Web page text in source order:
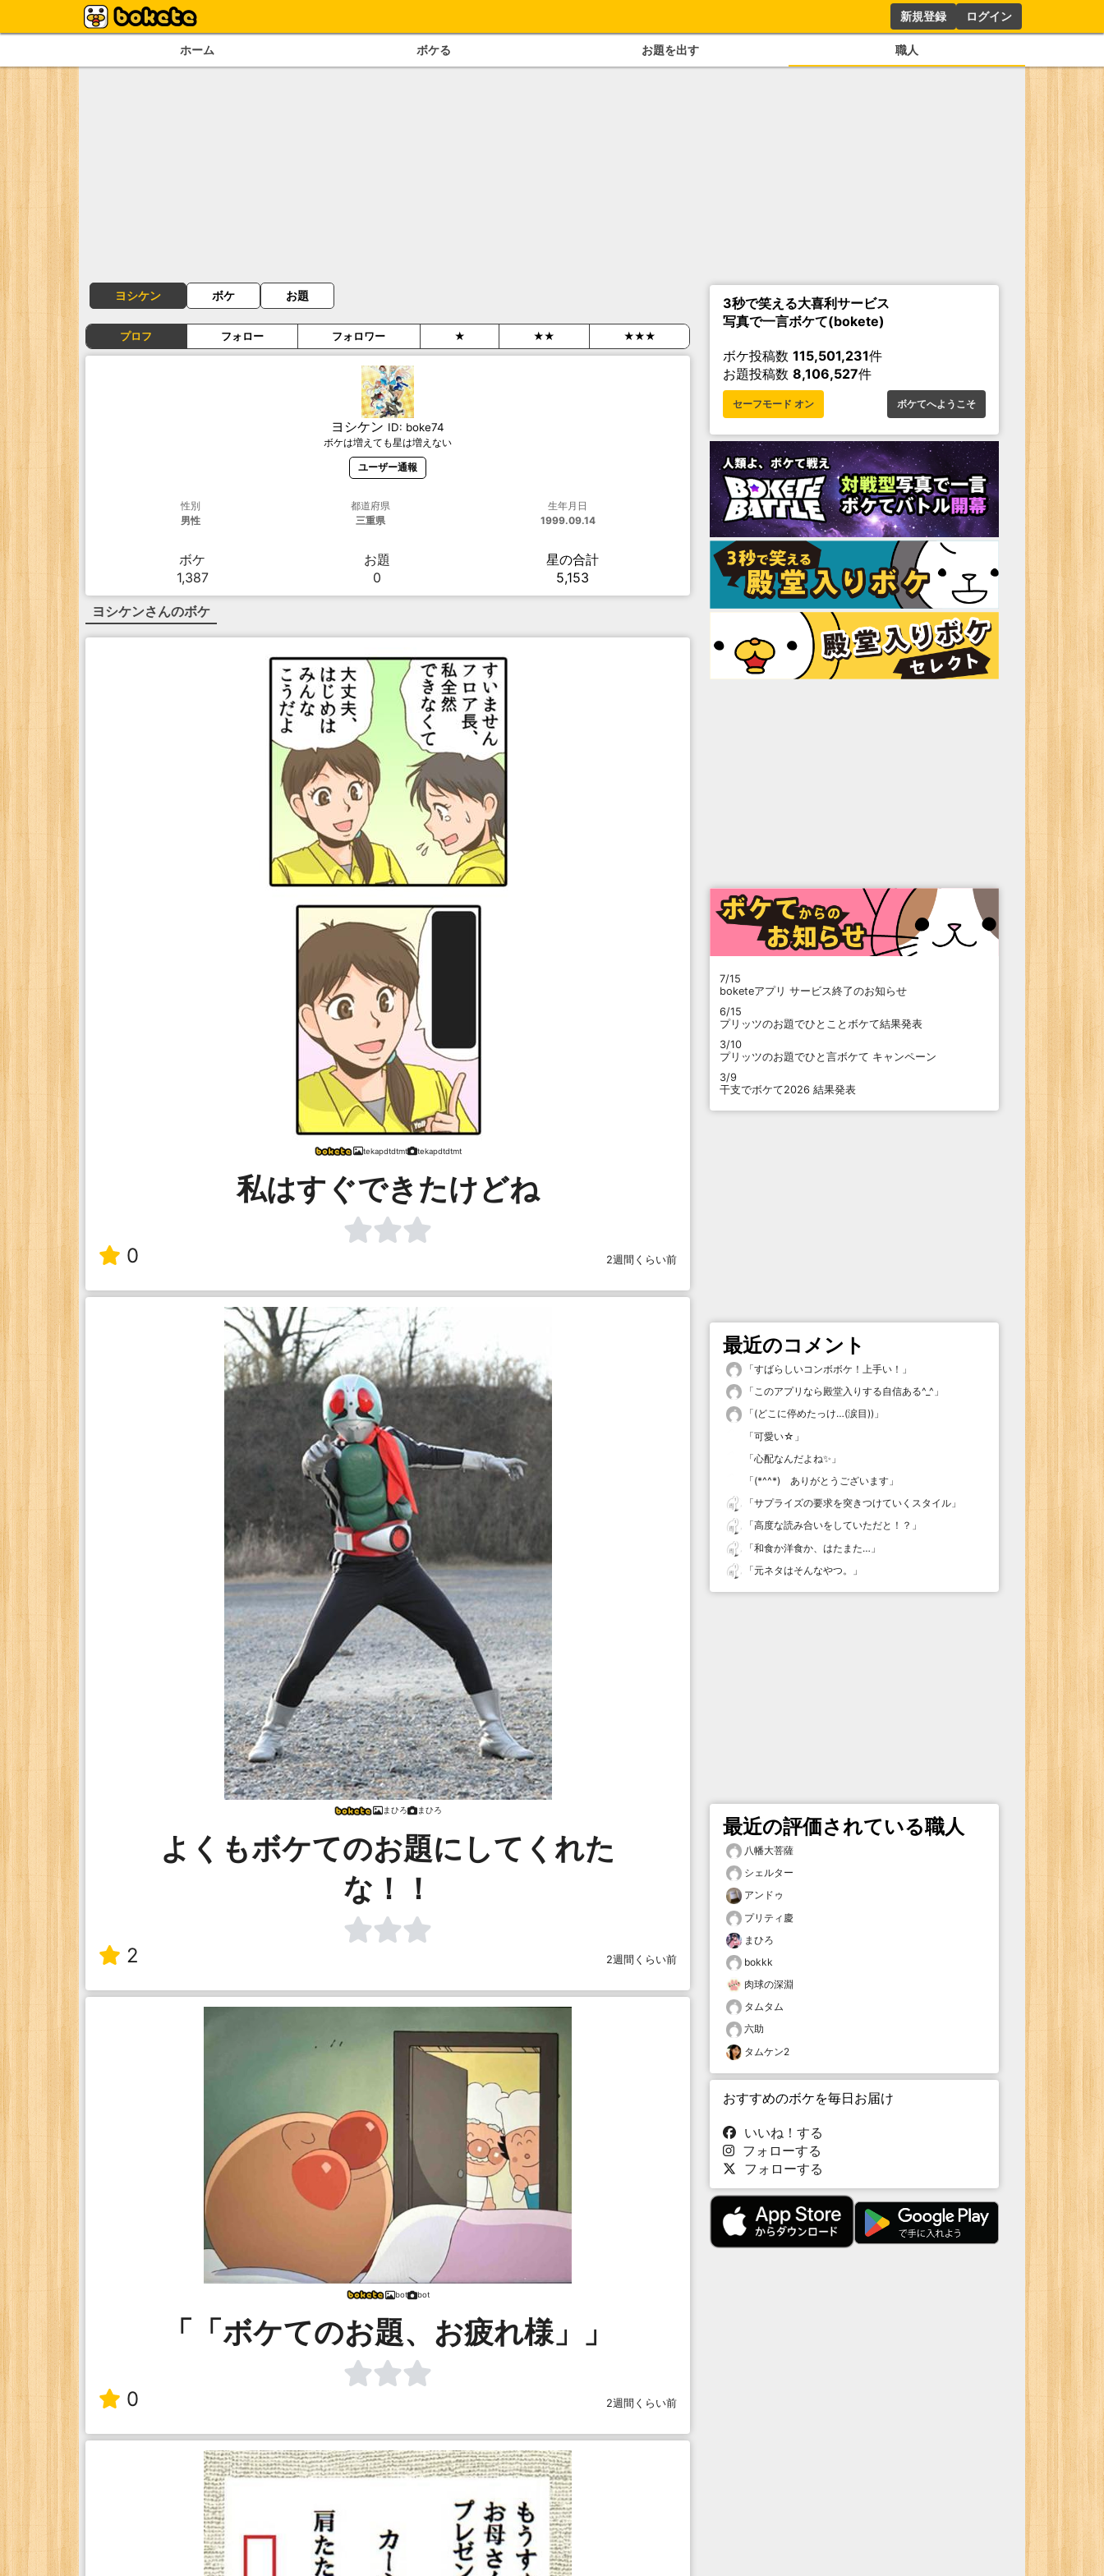
新規登録 ログイン
ホーム ボケる お題を出す 職人
ヨシケン ボケ お題
プロフ フォロー フォロワー ★ ★★ ★★★
ヨシケン ID: boke74
ボケは増えても星は増えない
ユーザー通報
性別
男性
都道府県
三重県
生年月日
1999.09.14
ボケ
1,387
お題
0
星の合計
5,153
ヨシケンさんのボケ
tekapdtdtmt tekapdtdtmt
私はすぐできたけどね
0 2週間くらい前
まひろ まひろ
よくもボケてのお題にしてくれた
な！！
2 2週間くらい前
bot bot
「「ボケてのお題、お疲れ様」」
0 2週間くらい前
3秒で笑える大喜利サービス
写真で一言ボケて(bokete)
ボケ投稿数 115,501,231件
お題投稿数 8,106,527件
セーフモード オン ボケてへようこそ
7/15
boketeアプリ サービス終了のお知らせ
6/15
プリッツのお題でひとことボケて結果発表
3/10
プリッツのお題でひと言ボケて キャンペーン
3/9
干支でボケて2026 結果発表
最近のコメント
「すばらしいコンボボケ！上手い！ 」
「このアプリなら殿堂入りする自信ある^_^ 」
「(どこに停めたっけ…(涙目)) 」
「可愛い☆ 」
「心配なんだよね✨ 」
「(*^^*) ありがとうございます 」
「サプライズの要求を突きつけていくスタイル 」
「高度な読み合いをしていただと！？ 」
「和食か洋食か、はたまた… 」
「元ネタはそんなやつ。 」
最近の評価されている職人
八幡大菩薩
シェルター
アンドゥ
プリティ慶
まひろ
bokkk
肉球の深淵
タムタム
六助
タムケン2
おすすめのボケを毎日お届け
いいね！する
フォローする
フォローする